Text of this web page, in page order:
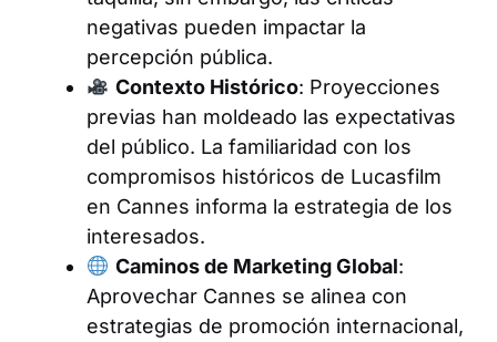
negativas pueden impactar la
percepción pública.
Contexto Histórico: Proyecciones
previas han moldeado las expectativas
del público. La familiaridad con los
compromisos históricos de Lucasfilm
en Cannes informa la estrategia de los
interesados.
Caminos de Marketing Global:
Aprovechar Cannes se alinea con
estrategias de promoción internacional,